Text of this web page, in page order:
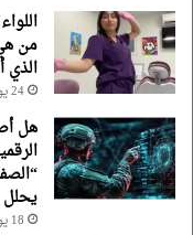
من
الذي
24 يوليو، 2026
هل
يحلل
18 يوليو، 2026